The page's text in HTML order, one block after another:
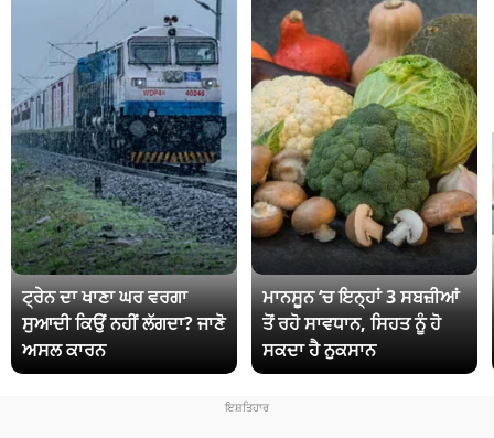
ਟ੍ਰੇਨ ਦਾ ਖਾਣਾ ਘਰ ਵਰਗਾ
ਸੁਆਦੀ ਕਿਉਂ ਨਹੀਂ ਲੱਗਦਾ? ਜਾਣੋ
ਅਸਲ ਕਾਰਨ
ਮਾਨਸੂਨ ‘ਚ ਇਨ੍ਹਾਂ 3 ਸਬਜ਼ੀਆਂ
ਤੋਂ ਰਹੋ ਸਾਵਧਾਨ, ਸਿਹਤ ਨੂੰ ਹੋ
ਸਕਦਾ ਹੈ ਨੁਕਸਾਨ